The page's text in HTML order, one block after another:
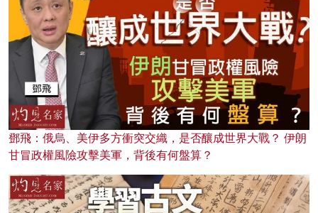
鄧飛：俄烏、美伊多方衝突交織，是否釀成世界大戰？ 伊朗
甘冒政權風險攻擊美軍，背後有何盤算？